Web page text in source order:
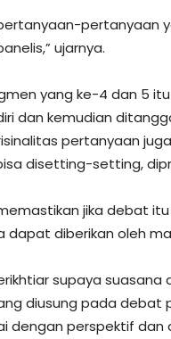
pertanyaan
ujarnya.
yang ke-4 dan 5
dan kemudian
pertanyaan
disetting-setting,
jika debat
dapat diberikan oleh
supaya
diusung pada debat
dengan perspektif